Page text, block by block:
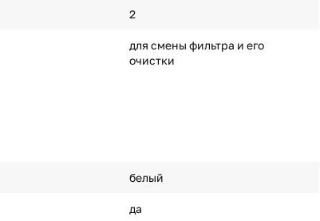
2
для смены фильтра и его
очистки
белый
да